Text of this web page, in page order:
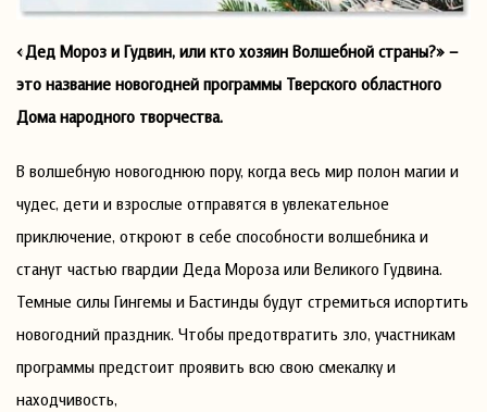
«Дед Мороз и Гудвин, или кто хозяин Волшебной страны?» –
это название новогодней программы Тверского областного
Дома народного творчества.
В волшебную новогоднюю пору, когда весь мир полон магии и
чудес, дети и взрослые отправятся в увлекательное
приключение, откроют в себе способности волшебника и
станут частью гвардии Деда Мороза или Великого Гудвина.
Темные силы Гингемы и Бастинды будут стремиться испортить
новогодний праздник. Чтобы предотвратить зло, участникам
программы предстоит проявить всю свою смекалку и
находчивость,